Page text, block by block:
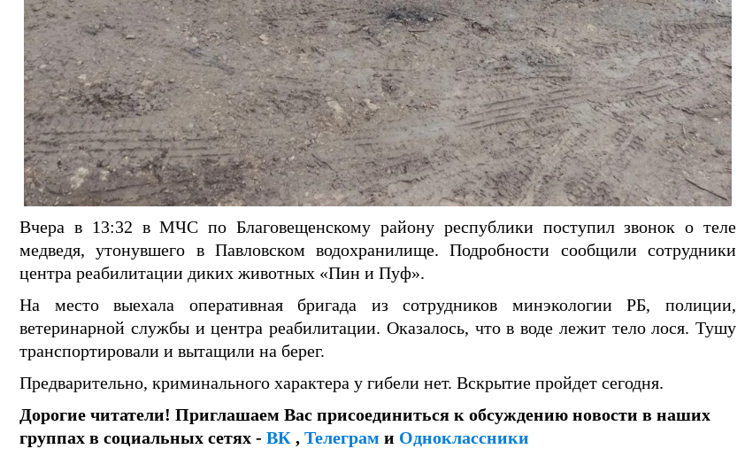
Вчера в 13:32 в МЧС по Благовещенскому району республики поступил звонок о теле
медведя, утонувшего в Павловском водохранилище. Подробности сообщили сотрудники
центра реабилитации диких животных «Пин и Пуф».
На место выехала оперативная бригада из сотрудников минэкологии РБ, полиции,
ветеринарной службы и центра реабилитации. Оказалось, что в воде лежит тело лося. Тушу
транспортировали и вытащили на берег.
Предварительно, криминального характера у гибели нет. Вскрытие пройдет сегодня.
Дорогие читатели! Приглашаем Вас присоединиться к обсуждению новости в наших
группах в социальных сетях - ВК , Телеграм и Одноклассники